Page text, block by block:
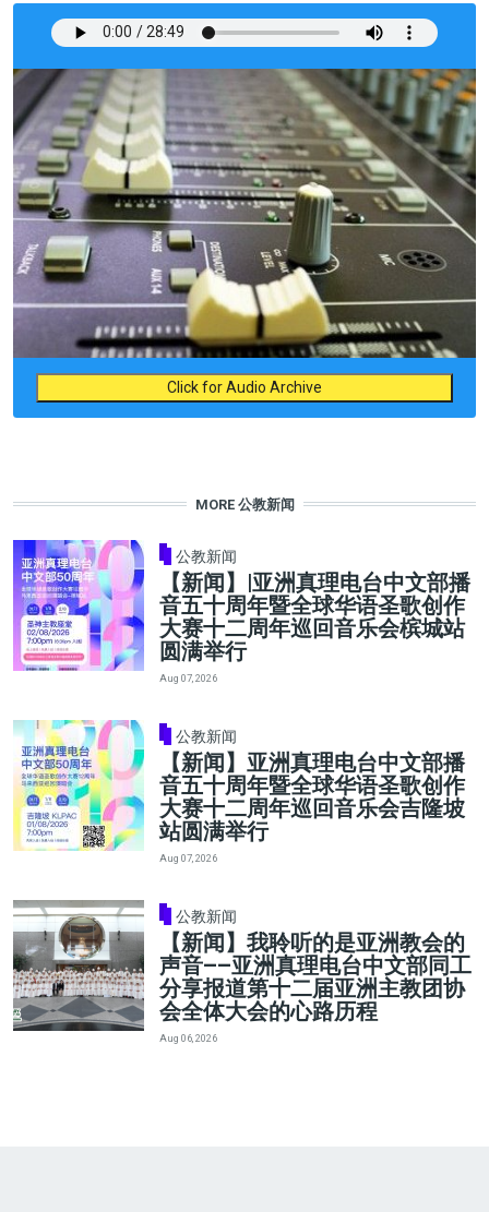
Click for Audio Archive
MORE 公教新闻
公教新闻
【新闻】|亚洲真理电台中文部播
音五十周年暨全球华语圣歌创作
大赛十二周年巡回音乐会槟城站
圆满举行
Aug 07, 2026
公教新闻
【新闻】亚洲真理电台中文部播
音五十周年暨全球华语圣歌创作
大赛十二周年巡回音乐会吉隆坡
站圆满举行
Aug 07, 2026
公教新闻
【新闻】我聆听的是亚洲教会的
声音——亚洲真理电台中文部同工
分享报道第十二届亚洲主教团协
会全体大会的心路历程
Aug 06, 2026